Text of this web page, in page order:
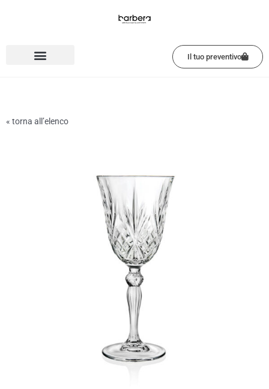
Il tuo preventivo
« torna all’elenco